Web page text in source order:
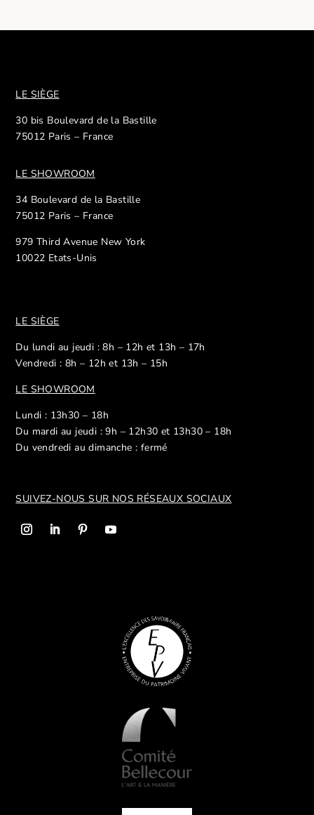
LE SIÈGE
30 bis Boulevard de la Bastille
75012 Paris – France
LE SHOWROOM
34 Boulevard de la Bastille
75012 Paris – France
979 Third Avenue New York
10022 Etats-Unis
LE SIÈGE
Du lundi au jeudi : 8h – 12h et 13h – 17h
Vendredi : 8h – 12h et 13h – 15h
LE SHOWROOM
Lundi : 13h30 – 18h
Du mardi au jeudi : 9h – 12h30 et 13h30 – 18h
Du vendredi au dimanche : fermé
SUIVEZ-NOUS SUR NOS RÉSEAUX SOCIAUX